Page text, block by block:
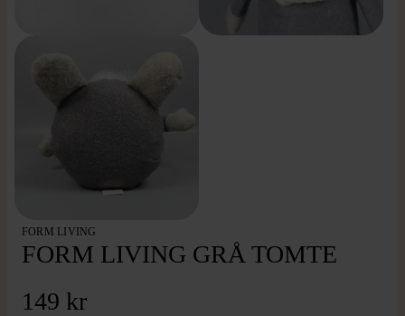
FORM LIVING
FORM LIVING GRÅ TOMTE
149 kr